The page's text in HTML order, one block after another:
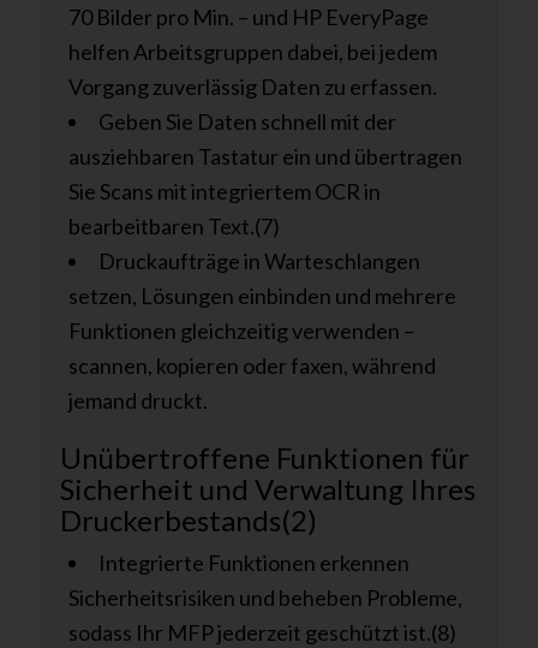
70 Bilder pro Min. – und HP EveryPage
helfen Arbeitsgruppen dabei, bei jedem
Vorgang zuverlässig Daten zu erfassen.
Geben Sie Daten schnell mit der
ausziehbaren Tastatur ein und übertragen
Sie Scans mit integriertem OCR in
bearbeitbaren Text.(7)
Druckaufträge in Warteschlangen
setzen, Lösungen einbinden und mehrere
Funktionen gleichzeitig verwenden –
scannen, kopieren oder faxen, während
jemand druckt.
Unübertroffene Funktionen für
Sicherheit und Verwaltung Ihres
Druckerbestands(2)
Integrierte Funktionen erkennen
Sicherheitsrisiken und beheben Probleme,
sodass Ihr MFP jederzeit geschützt ist.(8)